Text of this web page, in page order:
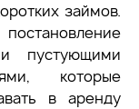
займов.
пустующими
которые
в аренду